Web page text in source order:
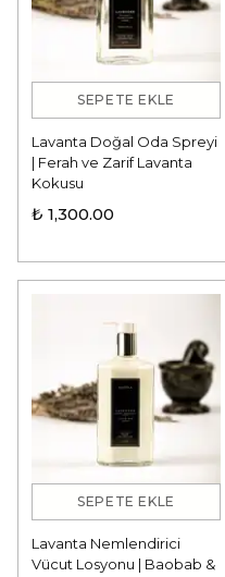
SEPETE EKLE
Lavanta Doğal Oda Spreyi
| Ferah ve Zarif Lavanta
Kokusu
₺ 1,300.00
SEPETE EKLE
Lavanta Nemlendirici
Vücut Losyonu | Baobab &